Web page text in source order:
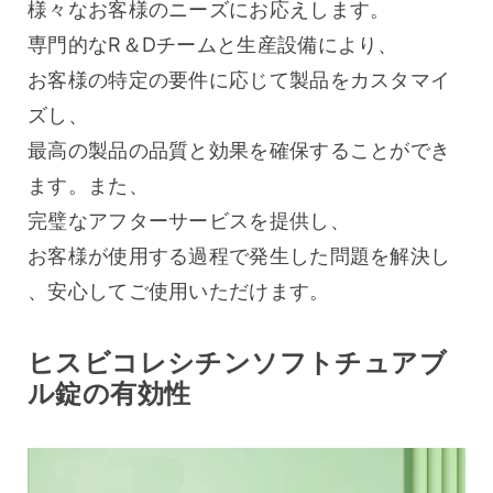
様々なお客様のニーズにお応えします。
専門的なR＆Dチームと生産設備により、
お客様の特定の要件に応じて製品をカスタマイ
ズし、
最高の製品の品質と効果を確保することができ
ます。また、
完璧なアフターサービスを提供し、
お客様が使用する過程で発生した問題を解決し
、安心してご使用いただけます。
ヒスビコレシチンソフトチュアブ
ル錠の有効性